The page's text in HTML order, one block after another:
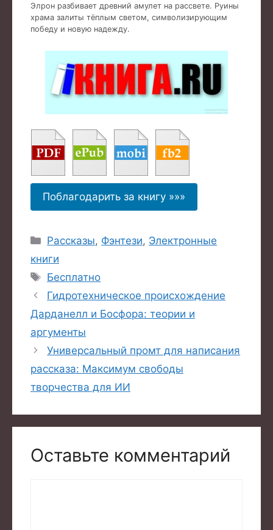
Элрон разбивает древний амулет на рассвете. Руины
храма залиты тёплым светом, символизирующим
победу и новую надежду.
Поблагодарить за книгу »»»
Рубрики
Рассказы, Фэнтези, Электронные
книги
Метки
Бесплатно
Гидротехническое происхождение
Дарданелл и Босфора: теории и
аргументы
Универсальный промт для написания
рассказа: Максимум свободы
творчества для ИИ
Оставьте комментарий